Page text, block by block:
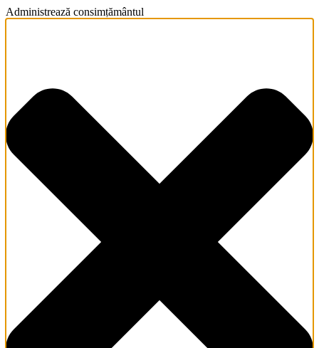
Administrează consimțământul